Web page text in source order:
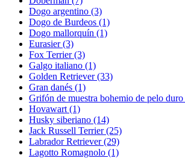
Dogo argentino (3)
Dogo de Burdeos (1)
Dogo mallorquín (1)
Eurasier(3)
Fox Terrier(3)
Galgo italiano (1)
Golden Retriever(33)
Gran danés (1)
Grifón de muestra bohemio de pelo duro
Hovawart (1)
Husky siberiano (14)
Jack Russell Terrier(25)
Labrador Retriever(29)
Lagotto Romagnolo (1)